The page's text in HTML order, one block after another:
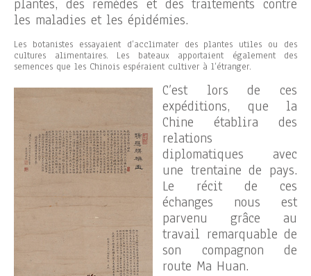
plantes, des remèdes et des traitements contre
les maladies et les épidémies.
Les botanistes essayaient d’acclimater des plantes utiles ou des
cultures alimentaires. Les bateaux apportaient également des
semences que les Chinois espéraient cultiver à l’étranger.
C’est lors de ces
expéditions, que la
Chine établira des
relations
diplomatiques avec
une trentaine de pays.
Le récit de ces
échanges nous est
parvenu grâce au
travail remarquable de
son compagnon de
route Ma Huan.